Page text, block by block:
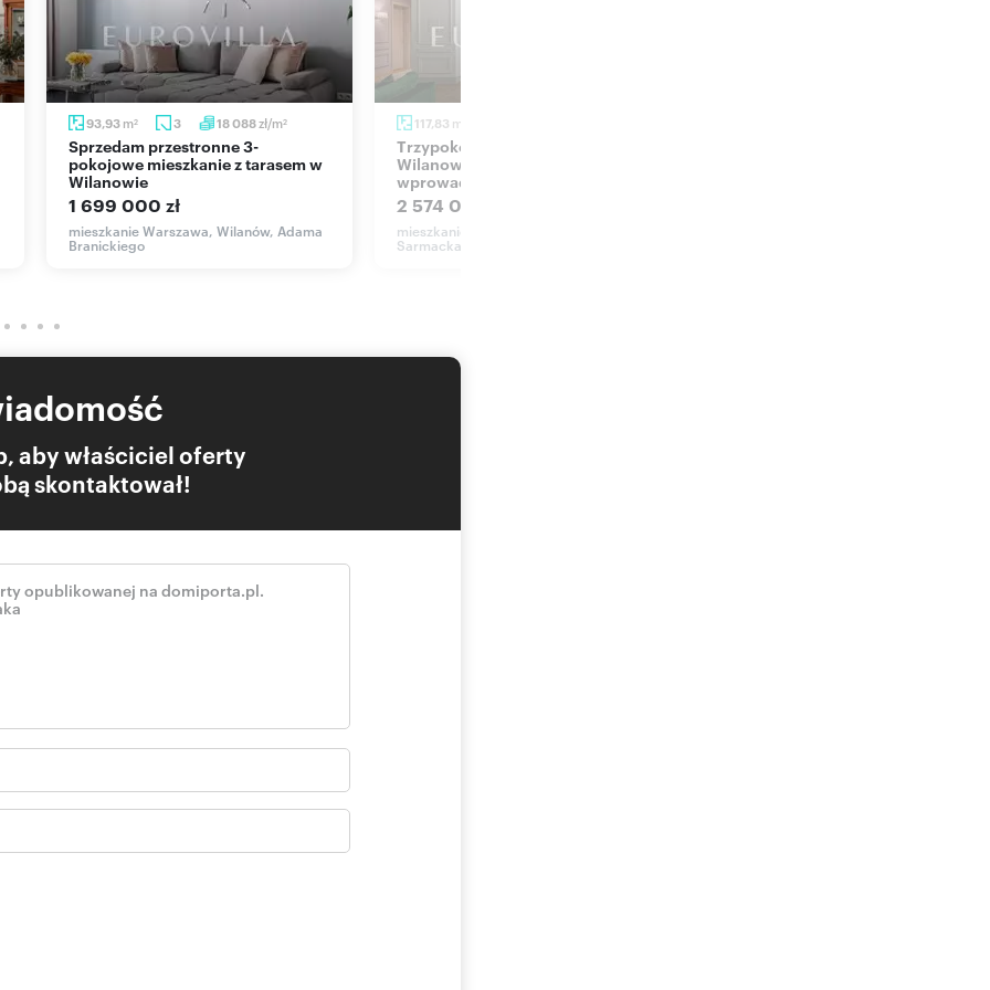
zgody Spółek Eurovilla jest zabronione i będzie
o prawie autorskim i prawach pokrewnych.
93,93 m2 3 18 088zł/m2
Sprzedam przestronne 3-
pokojowe mieszkanie z tarasem w
Wilanowie
1 699 000 zł
mieszkanie Warszawa, Wilanów, Adama
Branickiego
117,83 m
Trzypokojowe mieszkanie 117 m² w
Wilanowie (gotowe do
wprowadzenia)
2 574 000 zł
mieszkanie Warszawa, Wilanów,
Sarmacka
aby właściciel oferty
skontaktował!